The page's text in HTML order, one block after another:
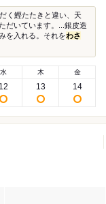
く鰹たたきと違い、天
だいています。...銀皮造
を入れる。それをわさ
水
12
木
13
金
14